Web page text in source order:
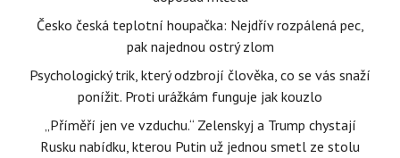
Česko česká teplotní houpačka: Nejdřív rozpálená pec,
pak najednou ostrý zlom
Psychologický trik, který odzbrojí člověka, co se vás snaží
ponížit. Proti urážkám funguje jak kouzlo
„Příměří jen ve vzduchu.“ Zelenskyj a Trump chystají
Rusku nabídku, kterou Putin už jednou smetl ze stolu